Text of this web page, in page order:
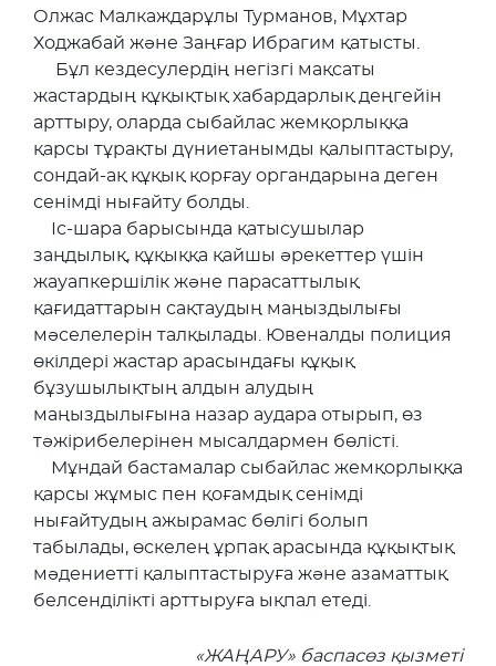
Олжас Малкаждарұлы Турманов, Мұхтар
Ходжабай және Заңғар Ибрагим қатысты.
Бұл кездесулердің негізгі мақсаты
жастардың құқықтық хабардарлық деңгейін
арттыру, оларда сыбайлас жемқорлыққа
қарсы тұрақты дүниетанымды қалыптастыру,
сондай-ақ құқық қорғау органдарына деген
сенімді нығайту болды.
Іс-шара барысында қатысушылар
заңдылық, құқыққа қайшы әрекеттер үшін
жауапкершілік және парасаттылық
қағидаттарын сақтаудың маңыздылығы
мәселелерін талқылады. Ювеналды полиция
өкілдері жастар арасындағы құқық
бұзушылықтың алдын алудың
маңыздылығына назар аудара отырып, өз
тәжірибелерінен мысалдармен бөлісті.
Мұндай бастамалар сыбайлас жемқорлыққа
қарсы жұмыс пен қоғамдық сенімді
нығайтудың ажырамас бөлігі болып
табылады, өскелең ұрпақ арасында құқықтық
мәдениетті қалыптастыруға және азаматтық
белсенділікті арттыруға ықпал етеді.
«ЖАҢАРУ» баспасөз қызметі